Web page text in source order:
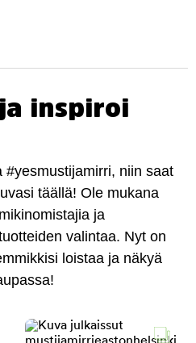
inspiroi
niin saat
täällä! Ole mukana
ja
valintaa. Nyt on
loistaa ja näkyä